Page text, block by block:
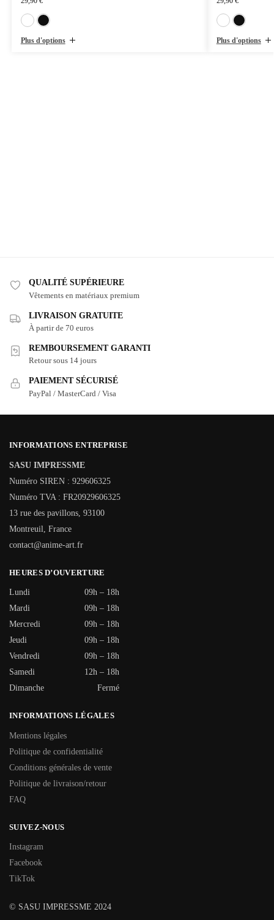
Plus d'options Plus d'options
QUALITÉ SUPÉRIEURE
Vêtements en matériaux premium
LIVRAISON GRATUITE
À partir de 70 euros
REMBOURSEMENT GARANTI
Retour sous 14 jours
PAIEMENT SÉCURISÉ
PayPal / MasterCard / Visa
INFORMATIONS ENTREPRISE
SASU IMPRESSME
Numéro SIREN : 929606325
Numéro TVA : FR20929606325
13 rue des pavillons, 93100
Montreuil, France
contact@anime-art.fr
HEURES D’OUVERTURE
Lundi
09h – 18h
Mardi
09h – 18h
Mercredi
09h – 18h
Jeudi
09h – 18h
Vendredi
09h – 18h
Samedi
12h – 18h
Dimanche
Fermé
INFORMATIONS LÉGALES
Mentions légales
Politique de confidentialité
Conditions générales de vente
Politique de livraison/retour
FAQ
SUIVEZ-NOUS
Instagram
Facebook
TikTok
© SASU IMPRESSME 2024